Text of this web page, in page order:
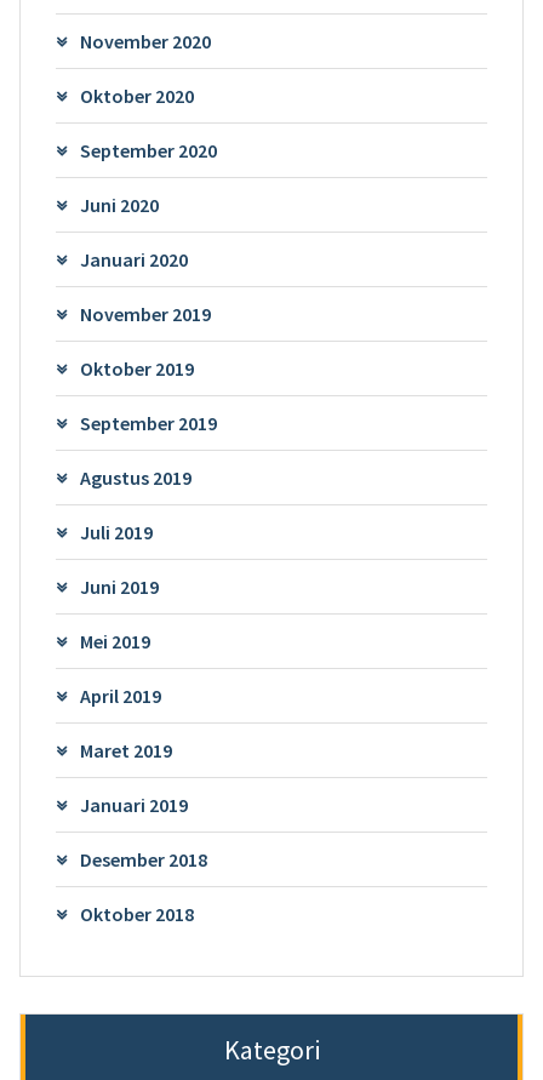
November 2020
Oktober 2020
September 2020
Juni 2020
Januari 2020
November 2019
Oktober 2019
September 2019
Agustus 2019
Juli 2019
Juni 2019
Mei 2019
April 2019
Maret 2019
Januari 2019
Desember 2018
Oktober 2018
Kategori